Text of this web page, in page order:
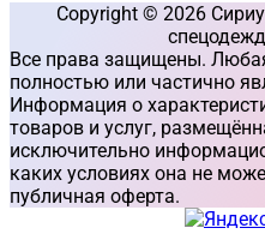
Copyright © 2026
Все права защищены.
полностью или частично
Информация о
товаров и услуг,
исключительно
каких условиях она не
публичная оферта.